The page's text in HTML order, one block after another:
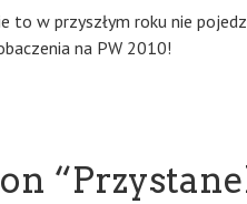
to w przyszłym roku nie
na PW 2010!
“